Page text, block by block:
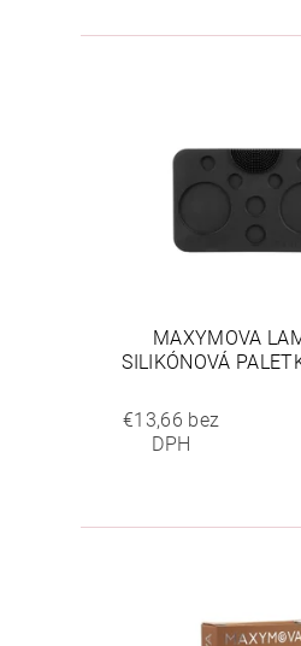
MAXYMOVA
SILIKÓNOVÁ
€13,66 bez
DPH